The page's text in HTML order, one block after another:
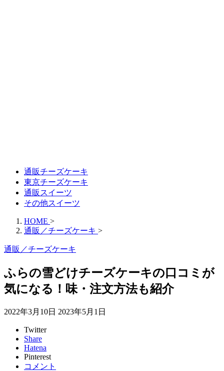
通販チーズケーキ
東京チーズケーキ
通販スイーツ
その他スイーツ
HOME >
通販／チーズケーキ >
通販／チーズケーキ
ふらの雪どけチーズケーキの口コミが
気になる！味・注文方法も紹介
2022年3月10日 2023年5月1日
Twitter
Share
Hatena
Pinterest
コメント